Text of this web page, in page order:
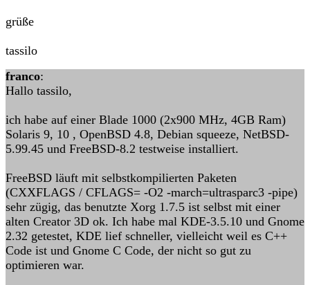
grüße
tassilo
franco:
Hallo tassilo,
ich habe auf einer Blade 1000 (2x900 MHz, 4GB Ram)
Solaris 9, 10 , OpenBSD 4.8, Debian squeeze, NetBSD-
5.99.45 und FreeBSD-8.2 testweise installiert.
FreeBSD läuft mit selbstkompilierten Paketen
(CXXFLAGS / CFLAGS= -O2 -march=ultrasparc3 -pipe)
sehr zügig, das benutzte Xorg 1.7.5 ist selbst mit einer
alten Creator 3D ok. Ich habe mal KDE-3.5.10 und Gnome
2.32 getestet, KDE lief schneller, vielleicht weil es C++
Code ist und Gnome C Code, der nicht so gut zu
optimieren war.